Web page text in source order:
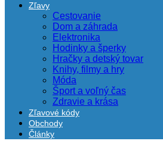
Zľavy
Cestovanie
Dom a záhrada
Elektronika
Hodinky a šperky
Hračky a detský tovar
Knihy, filmy a hry
Móda
Šport a voľný čas
Zdravie a krása
Zľavové kódy
Obchody
Články